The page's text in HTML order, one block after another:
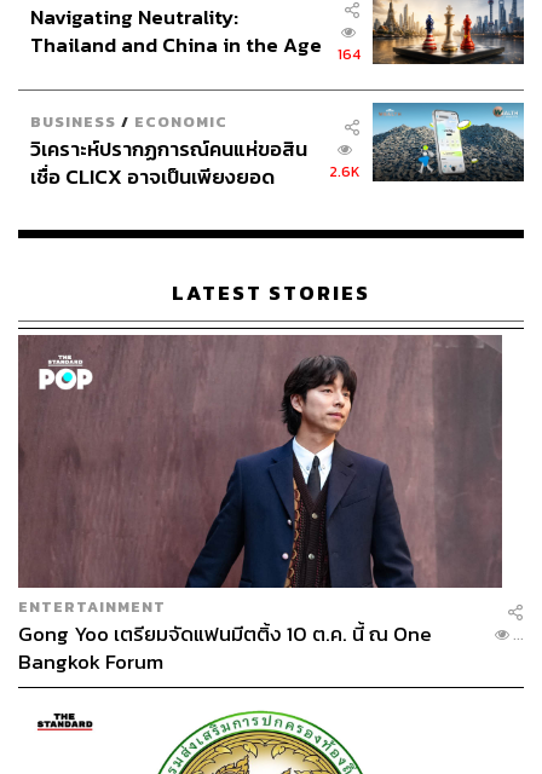
Navigating Neutrality:
Thailand and China in the Age
164
BUSINESS / ECONOMIC
วิเคราะห์ปรากฏการณ์คนแห่ขอสิน
เชื่อ CLICX อาจเป็นเพียงยอด
เรือนไทยที่ถูกซุกไว้
2.6K
LATEST STORIES
ENTERTAINMENT
Gong Yoo เตรียมจัดแฟนมีตติ้ง 10 ต.ค. นี้ ณ One
Bangkok Forum
...